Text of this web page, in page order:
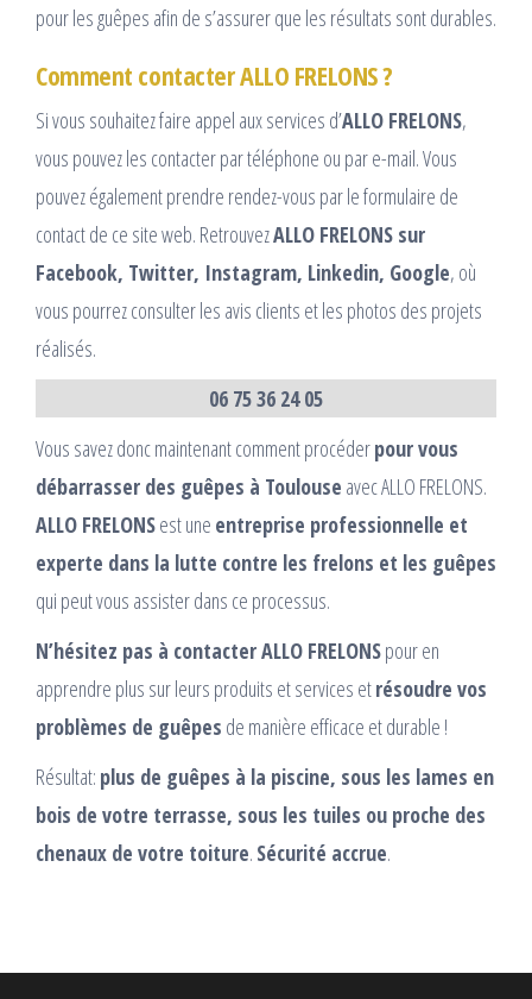
pour les guêpes afin de s’assurer que les résultats sont durables.
Comment contacter ALLO FRELONS ?
Si vous souhaitez faire appel aux services d’ALLO FRELONS,
vous pouvez les contacter par téléphone ou par e-mail. Vous
pouvez également prendre rendez-vous par le formulaire de
contact de ce site web. RetrouvezALLO FRELONS sur
Facebook, Twitter, Instagram, Linkedin, Google, où
vous pourrez consulter les avis clients et les photos des projets
réalisés.
06 75 36 24 05
Vous savez donc maintenant comment procéderpour vous
débarrasser des guêpes à Toulouse avec ALLO FRELONS.
ALLO FRELONSest une entreprise professionnelle et
experte dans la lutte contre les frelons et les guêpes
qui peut vous assister dans ce processus.
N’hésitez pas à contacter ALLO FRELONSpour en
apprendre plus sur leurs produits et services etrésoudre vos
problèmes de guêpes de manière efficace et durable !
Résultat: plus de guêpes à la piscine, sous les lames en
bois de votre terrasse, sous les tuiles ou proche des
chenaux de votre toiture. Sécurité accrue.